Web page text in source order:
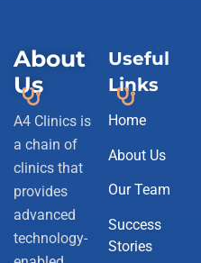
About
Us
A4 Clinics is
a chain of
clinics that
provides
advanced
technology-
Useful
Links
Home
About Us
Our Team
Success
Stories